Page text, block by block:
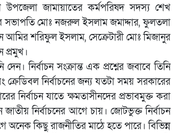
উপজেলা জামায়াতের কর্মপরিষদ সদস্য শেখ
সভাপতি মোঃ নজরুল ইসলাম জমাদ্দার, ফুলতলা
শরিফুল ইসলাম, সেক্রেটারী মোঃ মিজানুর
প্রমুখ।
নির্বাচন সংক্রান্ত এক প্রশ্নের জবাবে তিনি
ক্রেডিবল নির্বাচনের জন্য যতটা সময় সরকারের
নির্বাচন যাতে ক্ষমতাসীনদের প্রভাবমুক্ত করা
নির্বাচনের আগে চায়। জোটভুক্ত নির্বাচন
অনেক কিছু রাজনীতির মাঠে হতে পারে। বিভিন্ন